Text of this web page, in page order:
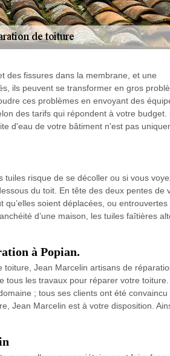
des fissures dans la membrane, et une
ils peuvent se transformer en gros
ces problèmes en envoyant des
des tarifs qui répondent à votre budget.
d'eau de votre bâtiment n'est pas
tuiles risque de se décoller ou si vous
du toit. En tête des deux pentes de
soient déplacées, ou entrouvertes
d’une maison, les tuiles faîtières
à Popian.
toiture, Jean Marcelin artisans de
tous les travaux pour réparer votre toiture.
; tous ses clients ont été convaincu
Jean Marcelin est à votre disposition.